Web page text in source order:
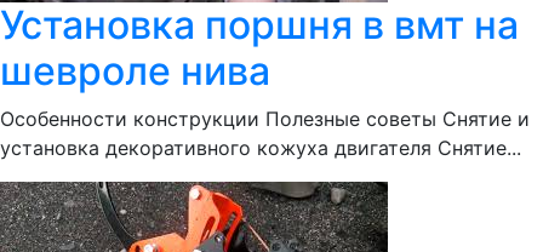
Установка поршня в вмт на
шевроле нива
Особенности конструкции Полезные советы Снятие и
установка декоративного кожуха двигателя Снятие...